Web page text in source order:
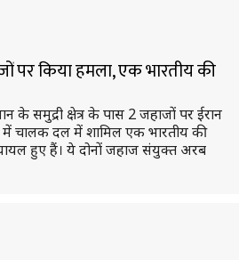
पर किया हमला, एक भारतीय की
समुद्री क्षेत्र के पास 2 जहाजों पर ईरान
में चालक दल में शामिल एक भारतीय की
हुए हैं। ये दोनों जहाज संयुक्त अरब